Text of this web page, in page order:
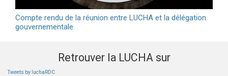
Compte rendu de la réunion entre LUCHA et la délégation
gouvernementale
Retrouver la LUCHA sur
Tweets by luchaRDC